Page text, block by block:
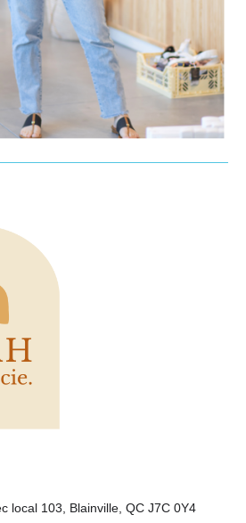
local 103, Blainville, QC J7C 0Y4